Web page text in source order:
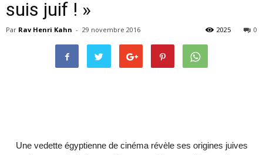
suis juif ! »
Par Rav Henri Kahn - 29 novembre 2016 0
2025
Une vedette égyptienne de cinéma révèle ses origines juives